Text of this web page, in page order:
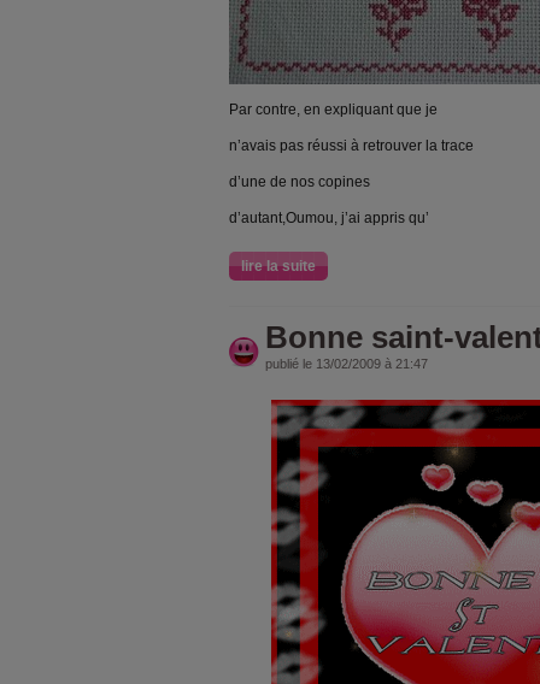
Par contre, en expliquant que je
n’avais pas réussi à retrouver la trace
d’une de nos copines
d’autant,Oumou, j’ai appris qu’
lire la suite
Bonne saint-
publié le 13/02/2009 à 21:47